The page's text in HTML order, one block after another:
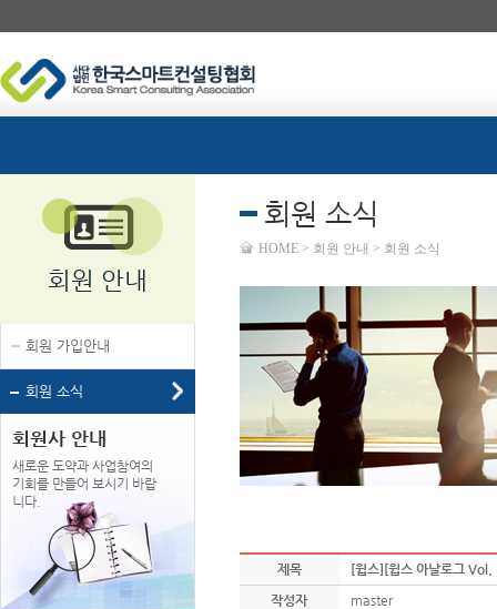
회원 안내
회원 가입안내
회원 소식
회원사 안내
새로운 도약과 사업참여의
기회를 만들어 보시기 바랍
니다.
회원 소식
HOME > 회원 안내 > 회원 소식
제목
[윕스][윕스 아날로그
작성자
master